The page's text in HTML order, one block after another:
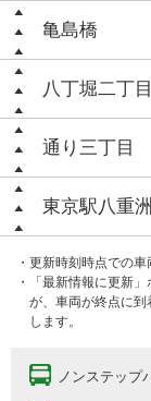
亀島橋
八丁堀二丁目
通り三丁目
東京駅八重
・更新時刻時点での
・「最新情報に更新
が、車両が終点に
します。
ノンステップ